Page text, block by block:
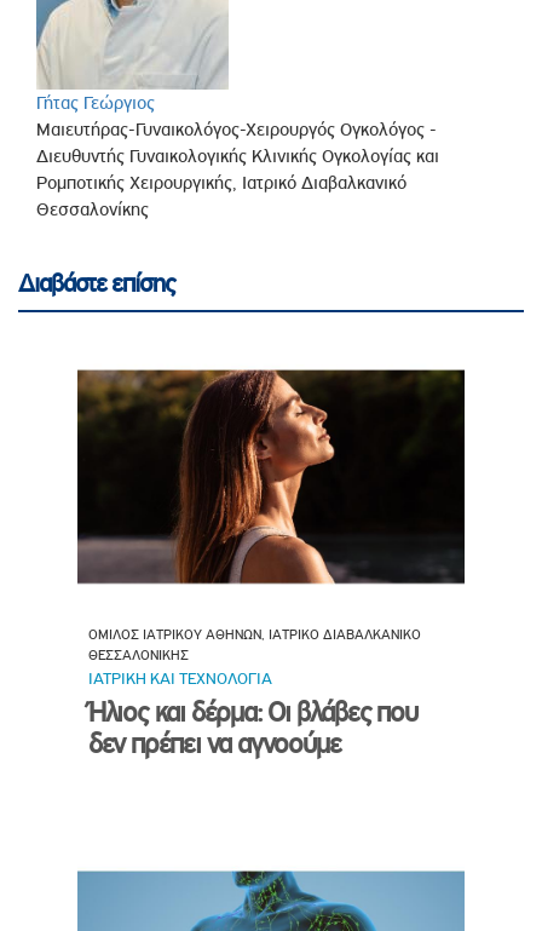
Γήτας Γεώργιος
Μαιευτήρας-Γυναικολόγος-Χειρουργός Ογκολόγος -
Διευθυντής Γυναικολογικής Κλινικής Ογκολογίας και
Ρομποτικής Χειρουργικής, Ιατρικό Διαβαλκανικό
Θεσσαλονίκης
Διαβάστε επίσης
ΟΜΙΛΟΣ ΙΑΤΡΙΚΟΥ ΑΘΗΝΩΝ, ΙΑΤΡΙΚΟ ΔΙΑΒΑΛΚΑΝΙΚΟ
ΘΕΣΣΑΛΟΝΙΚΗΣ
ΙΑΤΡΙΚΗ ΚΑΙ ΤΕΧΝΟΛΟΓΙΑ
Ήλιος και δέρμα: Οι βλάβες που
δεν πρέπει να αγνοούμε